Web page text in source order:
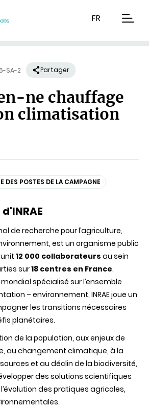
FR
SA-2 Partager
ne chauffage
climatisation
DES POSTES DE LA CAMPAGNE
de recherche pour l’agriculture,
est un organisme public
12 000 collaborateurs au sein
sur18 centres en France.
spécialisé sur l’ensemble
– environnement, INRAE joue un
les transitions nécessaires
planétaires.
de la population, aux enjeux de
au changement climatique, à la
et au déclin de la biodiversité,
des solutions scientifiques
des pratiques agricoles,